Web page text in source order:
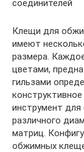
соединителей
Клещи для
имеют
размера.
цветами,
гильзами
инструмент
различного
матриц.
обжимных